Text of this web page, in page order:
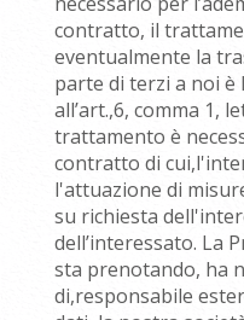
contratto, il
eventualmente la
parte di terzi a noi
all’art.,6, comma 1,
trattamento è
contratto di
l'attuazione di
su richiesta
dell’interessato. La
sta prenotando, ha
di,responsabile